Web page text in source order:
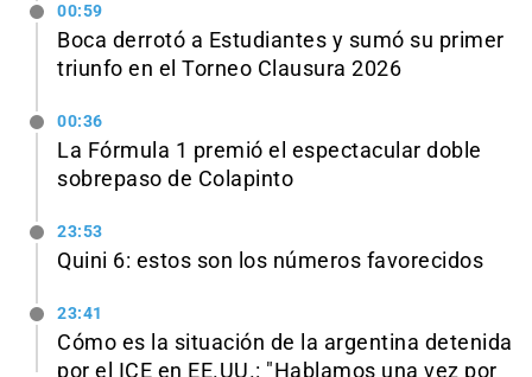
00:59
Boca derrotó a Estudiantes y sumó su primer
triunfo en el Torneo Clausura 2026
00:36
La Fórmula 1 premió el espectacular doble
sobrepaso de Colapinto
23:53
Quini 6: estos son los números favorecidos
23:41
Cómo es la situación de la argentina detenida
por el ICE en EE.UU.: "Hablamos una vez por